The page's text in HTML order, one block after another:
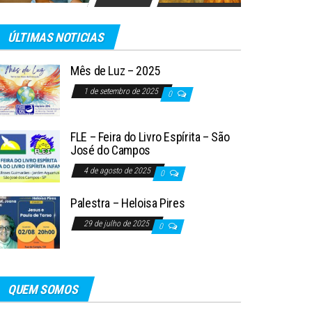
ÚLTIMAS NOTICIAS
Mês de Luz – 2025
1 de setembro de 2025 0
FLE – Feira do Livro Espírita – São
José do Campos
4 de agosto de 2025 0
Palestra – Heloisa Pires
29 de julho de 2025 0
QUEM SOMOS